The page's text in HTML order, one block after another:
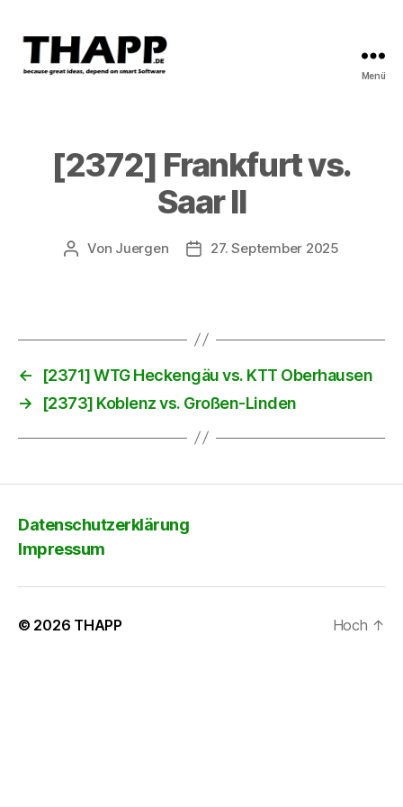
Menü
[2372] Frankfurt vs.
Saar II
Beitragsautor
Von Juergen Beitragsdatum
27. September 2025
←
[2371] WTG Heckengäu vs. KTT Oberhausen
→
[2373] Koblenz vs. Großen-Linden
Datenschutzerklärung
Impressum
© 2026 THAPP Hoch ↑